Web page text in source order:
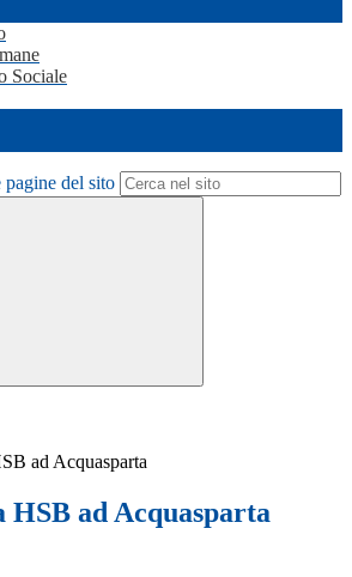
Sociale
del sito
ad Acquasparta
HSB ad Acquasparta